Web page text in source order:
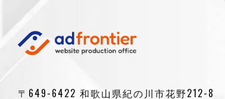
〒649-6422 和歌山県紀の川市花野212-8